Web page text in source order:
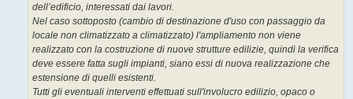
dell’edificio, interessati dai lavori.
Nel caso sottoposto (cambio di destinazione d'uso con passaggio da
locale non climatizzato a climatizzato) l'ampliamento non viene
realizzato con la costruzione di nuove strutture edilizie, quindi la verifica
deve essere fatta sugli impianti, siano essi di nuova realizzazione che
estensione di quelli esistenti.
Tutti gli eventuali interventi effettuati sull'involucro edilizio, opaco o